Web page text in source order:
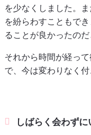
を少なくしました。
を紛らわすこともで
ることが良かったのだ
それから時間が経っ
で、今は変わりなく付
しばらく会わずに